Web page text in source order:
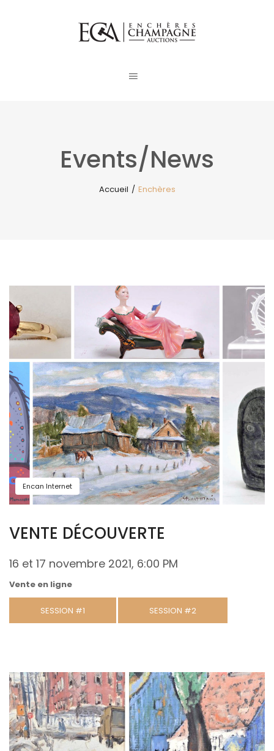
Events/News
Accueil / Enchères
Encan Internet
VENTE DÉCOUVERTE
16 et 17 novembre 2021, 6:00 PM
Vente en ligne
SESSION #1 SESSION #2